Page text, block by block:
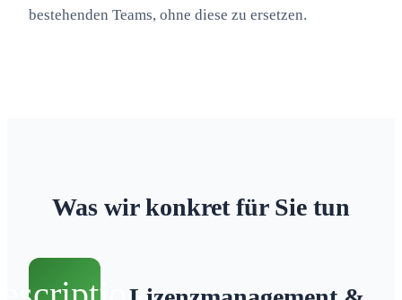
bestehenden Teams, ohne diese zu ersetzen.
Was wir konkret für Sie tun